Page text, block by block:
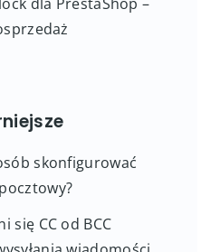
skonfigurować
się CC od BCC